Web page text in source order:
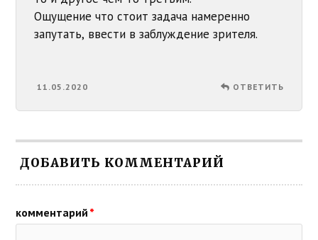
Ощущение что стоит задача намеренно
запутать, ввести в заблуждение зрителя.
11.05.2020 ОТВЕТИТЬ
ДОБАВИТЬ КОММЕНТАРИЙ
комментарий *